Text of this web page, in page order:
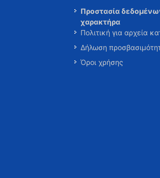
Προστασία
χαρακτήρα
Πολιτική για αρχεία
Δήλωση
Όροι χρήσης